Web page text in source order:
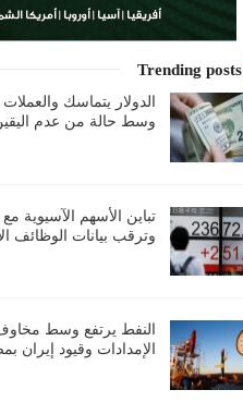
Trending posts
الدولار يتماسك
وسط حالة من عدم
تباين الأسهم الآسيوية مع
وترقب بيانات الوظائف
النفط يرتفع وسط
الإمدادات وقيود إيران